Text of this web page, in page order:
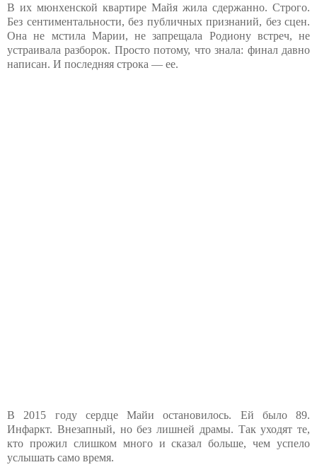
В их мюнхенской квартире Майя жила сдержанно. Строго.
Без сентиментальности, без публичных признаний, без сцен.
Она не мстила Марии, не запрещала Родиону встреч, не
устраивала разборок. Просто потому, что знала: финал давно
написан. И последняя строка — ее.
В 2015 году сердце Майи остановилось. Ей было 89.
Инфаркт. Внезапный, но без лишней драмы. Так уходят те,
кто прожил слишком много и сказал больше, чем успело
услышать само время.